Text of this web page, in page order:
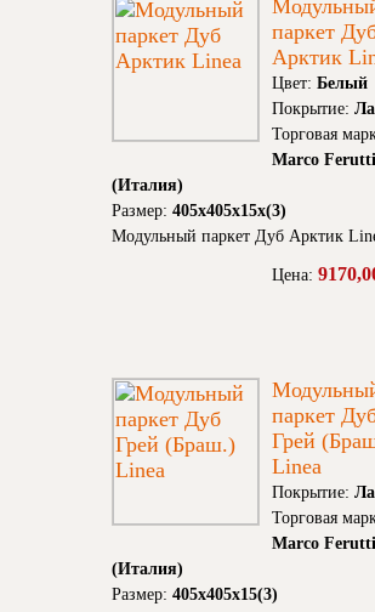
паркет
Арктик
Цвет: Белый
Покрытие:
Торговая
Marco Ferutti
(Италия)
Размер: 405х405х15х(3)
Модульный паркет Дуб Арктик
Цена:
паркет
Грей
Linea
Покрытие:
Торговая
Marco Ferutti
(Италия)
Размер: 405х405х15(3)